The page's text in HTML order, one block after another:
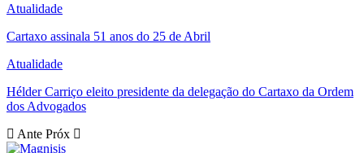
Atualidade
Cartaxo assinala 51 anos do 25 de Abril
Atualidade
Hélder Carriço eleito presidente da delegação do Cartaxo da Ordem
dos Advogados
Ante Próx